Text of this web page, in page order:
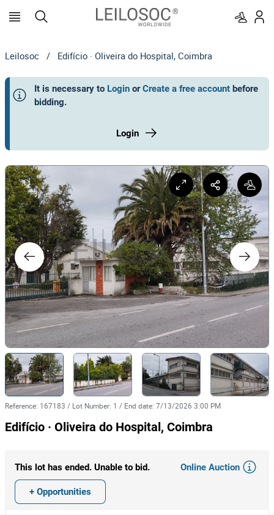
Leilosoc / Edifício · Oliveira do Hospital, Coimbra
It is necessary to Login or Create a free account before
bidding.
Login
Reference: 167183 / Lot Number: 1 / End date: 7/13/2026 3:00 PM
Edifício · Oliveira do Hospital, Coimbra
This lot has ended. Unable to bid. Online Auction
+ Opportunities